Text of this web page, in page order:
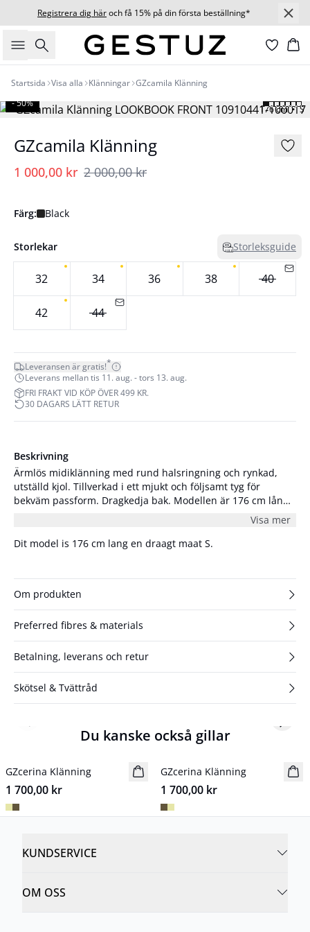
Registrera dig häroch få 15% på din första beställning*
Sök
Startsida Visa alla Klänningar GZcamila Klänning
176 cm • S
- 50%
GZcamila Klänning
1 000,00 kr 2 000,00 kr
Färg: Black
Storlekar Storleksguide
32 34 36 38 40
42 44
Leveransen är gratis!*
Leverans mellan tis 11. aug. - tors 13. aug.
FRI FRAKT VID KÖP ÖVER 499 KR.
30 DAGARS LÄTT RETUR
Beskrivning
Ärmlös midiklänning med rund halsringning och rynkad,
utställd kjol. Tillverkad i ett mjukt och följsamt tyg för
bekväm passform. Dragkedja bak. Modellen är 176 cm lång
Visa mer
Dit model is 176 cm lang en draagt maat S.
Om produkten
Preferred fibres & materials
Betalning, leverans och retur
Skötsel & Tvättråd
Du kanske också gillar
Nyhet
GZcerina Klänning
1 700,00 kr
Nyhet
GZcerina Klänning
1 700,00 kr
Previous slide Next
KUNDSERVICE
OM OSS